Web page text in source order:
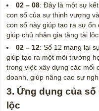
02 – 08: Đây là một sự
con số của sự thịnh vượng
con số này giúp tạo ra sự ổn
giúp chủ nhân gia tăng tài lộc.
02 – 12: Số 12 mang lại
giúp tạo ra một môi trường
trong việc xây dựng các mối
doanh, giúp nâng cao sự
3. Ứng dụng của
lộc